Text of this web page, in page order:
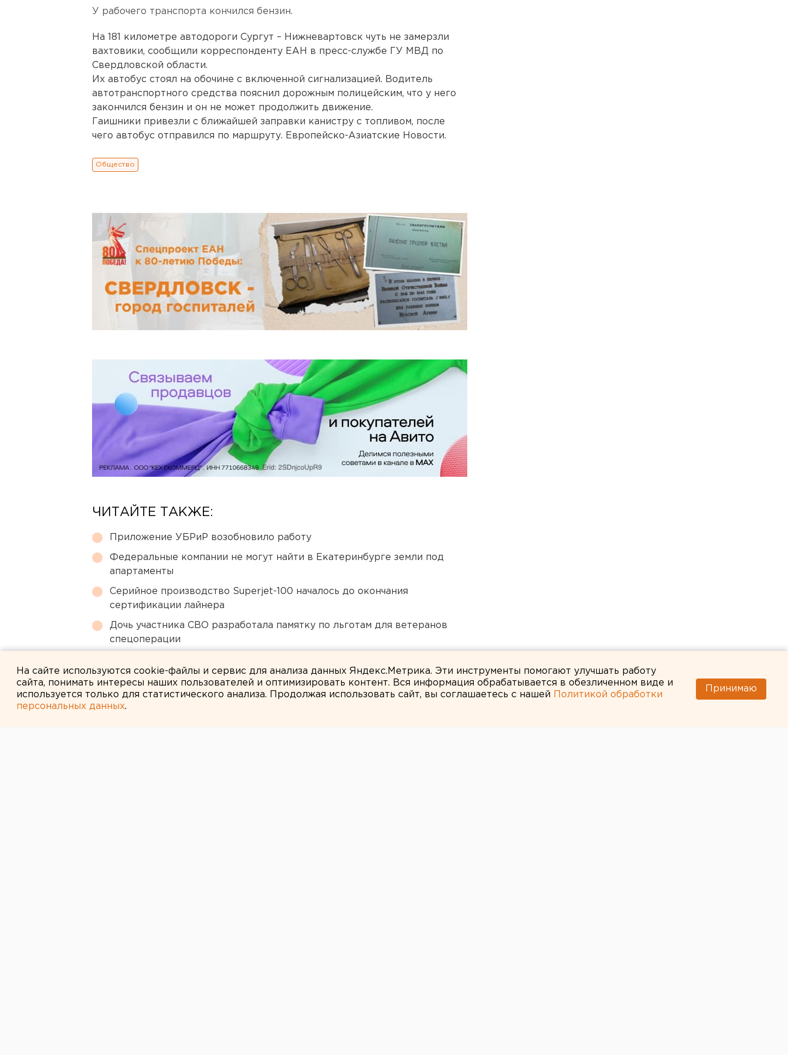
У рабочего транспорта кончился бензин.
На 181 километре автодороги Сургут – Нижневартовск чуть не замерзли
вахтовики, сообщили корреспонденту ЕАН в пресс-службе ГУ МВД по
Свердловской области.
Их автобус стоял на обочине с включенной сигнализацией. Водитель
автотранспортного средства пояснил дорожным полицейским, что у него
закончился бензин и он не может продолжить движение.
Гаишники привезли с ближайшей заправки канистру с топливом, после
чего автобус отправился по маршруту. Европейско-Азиатские Новости.
Общество
ЧИТАЙТЕ ТАКЖЕ:
Приложение УБРиР возобновило работу
Федеральные компании не могут найти в Екатеринбурге земли под
апартаменты
Серийное производство Superjet-100 началось до окончания
сертификации лайнера
Дочь участника СВО разработала памятку по льготам для ветеранов
спецоперации
На сайте используются cookie-файлы и сервис для анализа данных Яндекс.Метрика. Эти инструменты помогают улучшать работу
сайта, понимать интересы наших пользователей и оптимизировать контент. Вся информация обрабатывается в обезличенном виде и
используется только для статистического анализа. Продолжая использовать сайт, вы соглашаетесь с нашей
Политикой обработки
персональных данных.
Принимаю